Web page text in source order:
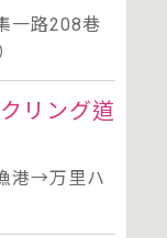
一路208巷
リング道
港→万里ハ